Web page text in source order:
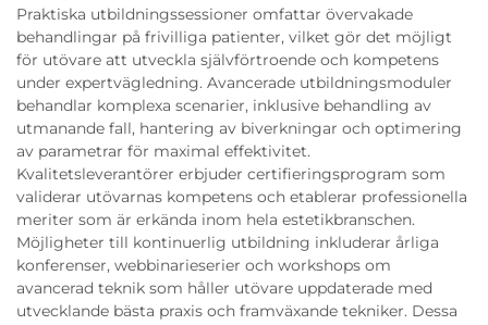
Praktiska utbildningssessioner omfattar övervakade
behandlingar på frivilliga patienter, vilket gör det möjligt
för utövare att utveckla självförtroende och kompetens
under expertvägledning. Avancerade utbildningsmoduler
behandlar komplexa scenarier, inklusive behandling av
utmanande fall, hantering av biverkningar och optimering
av parametrar för maximal effektivitet.
Kvalitetsleverantörer erbjuder certifieringsprogram som
validerar utövarnas kompetens och etablerar professionella
meriter som är erkända inom hela estetikbranschen.
Möjligheter till kontinuerlig utbildning inkluderar årliga
konferenser, webbinarieserier och workshops om
avancerad teknik som håller utövare uppdaterade med
utvecklande bästa praxis och framväxande tekniker. Dessa